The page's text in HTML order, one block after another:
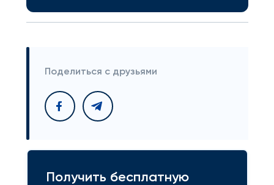
Поделиться с друзьями
Получить бесплатную